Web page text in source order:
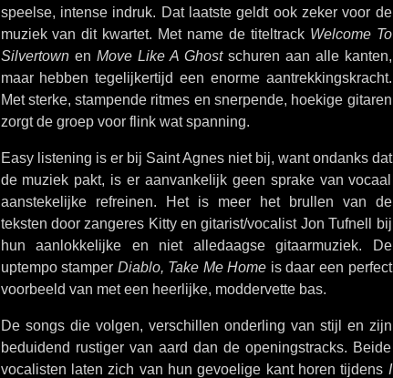
speelse, intense indruk. Dat laatste geldt ook zeker voor de
muziek van dit kwartet. Met name de titeltrack Welcome To
Silvertownen Move Like A Ghostschuren aan alle kanten,
maar hebben tegelijkertijd een enorme aantrekkingskracht.
Met sterke, stampende ritmes en snerpende, hoekige gitaren
zorgt de groep voor flink wat spanning.
Easy listening is er bij Saint Agnes niet bij, want ondanks dat
de muziek pakt, is er aanvankelijk geen sprake van vocaal
aanstekelijke refreinen. Het is meer het brullen van de
teksten door zangeres Kitty en gitarist/vocalist Jon Tufnell bij
hun aanlokkelijke en niet alledaagse gitaarmuziek. De
uptempo stamper Diablo, Take Me Home is daar een perfect
voorbeeld van met een heerlijke, moddervette bas.
De songs die volgen, verschillen onderling van stijl en zijn
beduidend rustiger van aard dan de openingstracks. Beide
vocalisten laten zich van hun gevoelige kant horen tijdens I